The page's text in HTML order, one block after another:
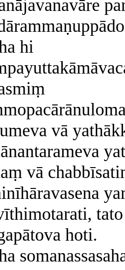
hi
vā
vā
hoti.